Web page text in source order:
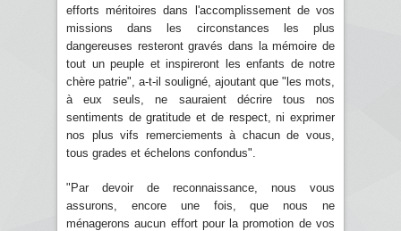
efforts méritoires dans l'accomplissement de vos
missions dans les circonstances les plus
dangereuses resteront gravés dans la mémoire de
tout un peuple et inspireront les enfants de notre
chère patrie", a-t-il souligné, ajoutant que "les mots,
à eux seuls, ne sauraient décrire tous nos
sentiments de gratitude et de respect, ni exprimer
nos plus vifs remerciements à chacun de vous,
tous grades et échelons confondus".
"Par devoir de reconnaissance, nous vous
assurons, encore une fois, que nous ne
ménagerons aucun effort pour la promotion de vos